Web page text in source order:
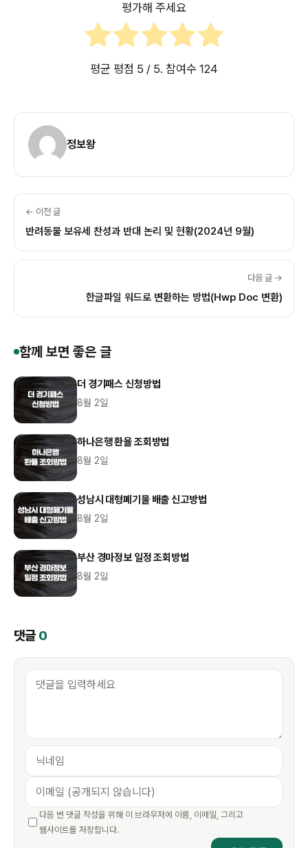
평가해 주세요
평균 평점 5 / 5. 참여수 124
정보왕
← 이전 글
반려동물 보유세 찬성과 반대 논리 및 현황(2024년 9월)
다음 글 →
한글파일 워드로 변환하는 방법(Hwp Doc 변환)
함께 보면 좋은 글
더 경기패스 신청방법
8월 2일
하나은행 환율 조회방법
8월 2일
성남시 대형폐기물 배출 신고방법
8월 2일
부산 경마정보 일정 조회방법
8월 2일
댓글 0
다음 번 댓글 작성을 위해 이 브라우저에 이름, 이메일, 그리고
웹사이트를 저장합니다.